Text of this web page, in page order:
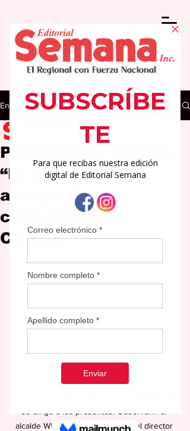
Entrada
Presentan el ensayo
“El legado de la
autogestión
comunitaria en
Caguas”
2 min de lectura
alcalde William Miranda Torres y el director